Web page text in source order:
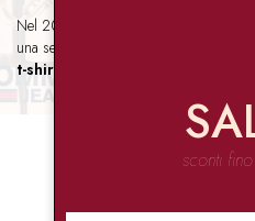
Nel 2024 le abbiamo dedicato un
una selezione di capi ampissima sia
t-shirt, scarpe, borse, accessori
sconti